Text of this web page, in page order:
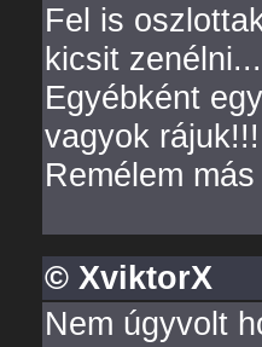
Fel is
kicsit
Egyébként
vagyok rájuk!!!
Remélem
© XviktorX
Nem úgyvolt